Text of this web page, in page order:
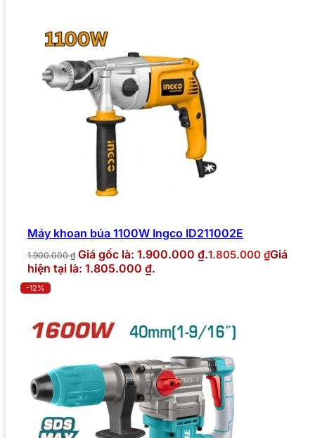
Máy khoan búa 1100W Ingco ID211002E
1.900.000₫ Giá gốc là: 1.900.000 ₫.1.805.000 ₫Giá
hiện tại là: 1.805.000 ₫.
-12%